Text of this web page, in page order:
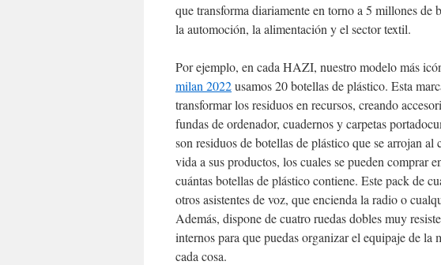
que transforma diariamente en torno a 5 millones de
la automoción, la alimentación y el sector textil.
Por ejemplo, en cada HAZI, nuestro modelo más
milan 2022usamos 20 botellas de plástico. Esta
transformar los residuos en recursos, creando
fundas de ordenador, cuadernos y carpetas
son residuos de botellas de plástico que se arrojan
vida a sus productos, los cuales se pueden comprar
cuántas botellas de plástico contiene. Este pack de
otros asistentes de voz, que encienda la radio o
Además, dispone de cuatro ruedas dobles muy
internos para que puedas organizar el equipaje de
cada cosa.